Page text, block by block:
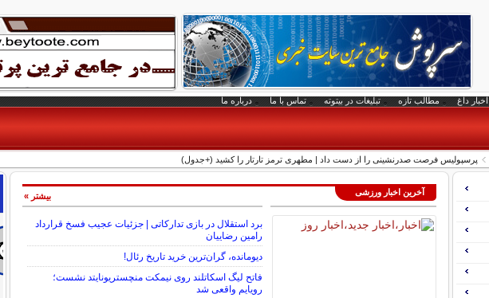
اخبار داغ مطالب تازه تبلیغات در بیتوته تماس با ما درباره ما
پرسپولیس فرصت صدرنشینی را از دست داد | مطهری ترمز تارتار را کشید (+جدول)
آخرین اخبار ورزشی
برد استقلال در بازی تدارکاتی | جزئیات عجیب فسخ قرارداد
رامین رضاییان
دیومانده، گران‌ترین خرید تاریخ رئال!
فاتح لیگ اسکاتلند روی نیمکت منچستریونایتد نشست؛
رویایم واقعی شد
بیشتر »